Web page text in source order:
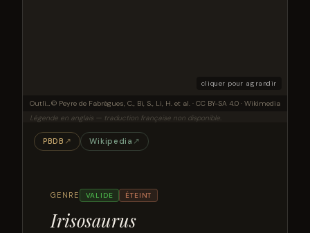
GENRE VALIDE ÉTEINT
Irisosaurus
cliquer pour agrandir
Outline of Irisosaurus yimenensis displaying the preserved material. The most informative elements are figured. (a) Outline; (b) Tooth; (c) Left maxilla; (d) Middle cervical; (e) Posterior cervical; (f) Anterior dorsal; (g) Middle dorsal neural spine; (h) Right scapula; (i) Right humerus; (j) Right ulna; (k) Right manus. Scale bars = 1 m (a); 1 cm (b); 5 cm (c–g); 10 cm (h–k).© Peyre de Fabrègues, C., Bi, S., Li, H. et al. · CC BY-SA 4.0 · Wikimedia
Légende en anglais — traduction française non disponible.
PBDB ↗ Wikipedia ↗